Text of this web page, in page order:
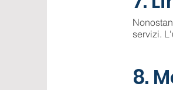
servizi.
8.